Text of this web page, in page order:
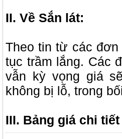
II. Về Sắn lát:
Theo tin từ các
tục trầm lắng. Các
vẫn kỳ vọng giá
không bị lỗ, trong
III. Bảng giá chi